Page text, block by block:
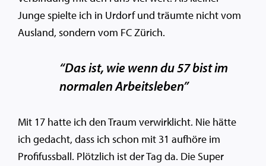
Junge spielte ich in Urdorf und träumte nicht vom
Ausland, sondern vom FC Zürich.
“Das ist, wie wenn du 57 bist im
normalen Arbeitsleben”
Mit 17 hatte ich den Traum verwirklicht. Nie hätte
ich gedacht, dass ich schon mit 31 aufhöre im
Profifussball. Plötzlich ist der Tag da. Die Super